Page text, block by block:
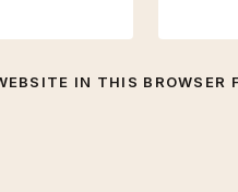
IN THIS BROWSER